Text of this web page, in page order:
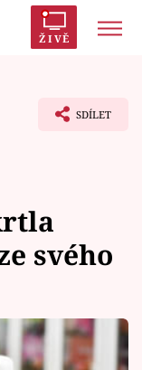
ŽIVĚ
SDÍLET
svého